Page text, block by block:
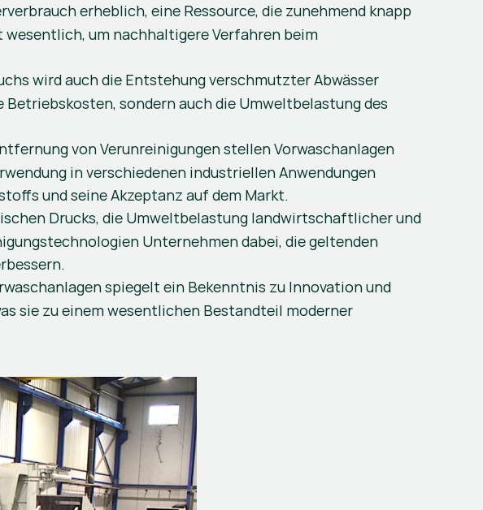
erheblich, eine Ressource, die zunehmend knapp
um nachhaltigere Verfahren beim
wird auch die Entstehung verschmutzter Abwässer
sondern auch die Umweltbelastung des
von Verunreinigungen stellen Vorwaschanlagen
in verschiedenen industriellen Anwendungen
und seine Akzeptanz auf dem Markt​​.
Drucks, die Umweltbelastung landwirtschaftlicher und
Unternehmen dabei, die geltenden
spiegelt ein Bekenntnis zu Innovation und
sie zu einem wesentlichen Bestandteil moderner